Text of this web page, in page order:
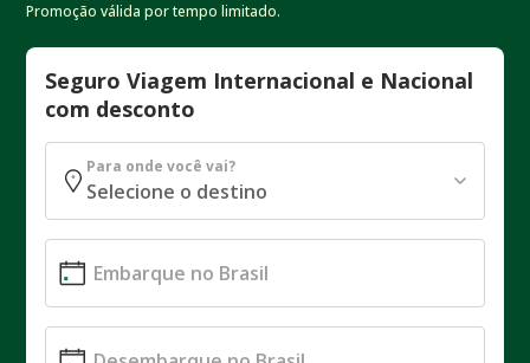
Promoção válida por tempo limitado.
Seguro Viagem Internacional e Nacional
com desconto
Para onde você vai?